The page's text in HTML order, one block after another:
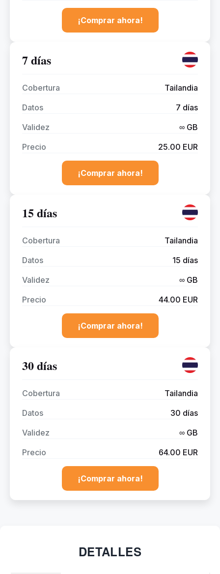
¡Comprar ahora!
7 días
Cobertura
Tailandia
Datos
7 días
Validez
∞ GB
Precio
25.00 EUR
¡Comprar ahora!
15 días
Cobertura
Tailandia
Datos
15 días
Validez
∞ GB
Precio
44.00 EUR
¡Comprar ahora!
30 días
Cobertura
Tailandia
Datos
30 días
Validez
∞ GB
Precio
64.00 EUR
¡Comprar ahora!
DETALLES